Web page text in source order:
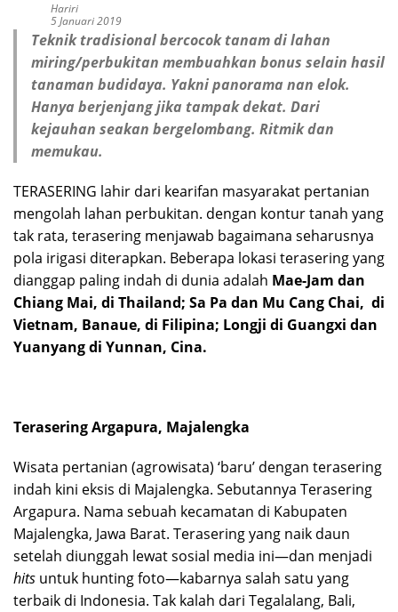
Hariri
5 Januari 2019
Teknik tradisional bercocok tanam di lahan
miring/perbukitan membuahkan bonus selain hasil
tanaman budidaya. Yakni panorama nan elok.
Hanya berjenjang jika tampak dekat. Dari
kejauhan seakan bergelombang. Ritmik dan
memukau.
TERASERING lahir dari kearifan masyarakat pertanian
mengolah lahan perbukitan. dengan kontur tanah yang
tak rata, terasering menjawab bagaimana seharusnya
pola irigasi diterapkan. Beberapa lokasi terasering yang
dianggap paling indah di dunia adalah Mae-Jam dan
Chiang Mai, di Thailand; Sa Pa dan Mu Cang Chai, di
Vietnam, Banaue, di Filipina; Longji di Guangxi dan
Yuanyang di Yunnan, Cina.
Terasering Argapura, Majalengka
Wisata pertanian (agrowisata) ‘baru’ dengan terasering
indah kini eksis di Majalengka. Sebutannya Terasering
Argapura. Nama sebuah kecamatan di Kabupaten
Majalengka, Jawa Barat. Terasering yang naik daun
setelah diunggah lewat sosial media ini—dan menjadi
hits untuk hunting foto—kabarnya salah satu yang
terbaik di Indonesia. Tak kalah dari Tegalalang, Bali,